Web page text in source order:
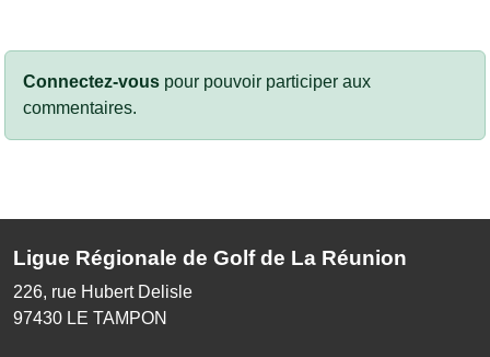
Connectez-vous pour pouvoir participer aux
commentaires.
Ligue Régionale de Golf de La Réunion
226, rue Hubert Delisle
97430 LE TAMPON